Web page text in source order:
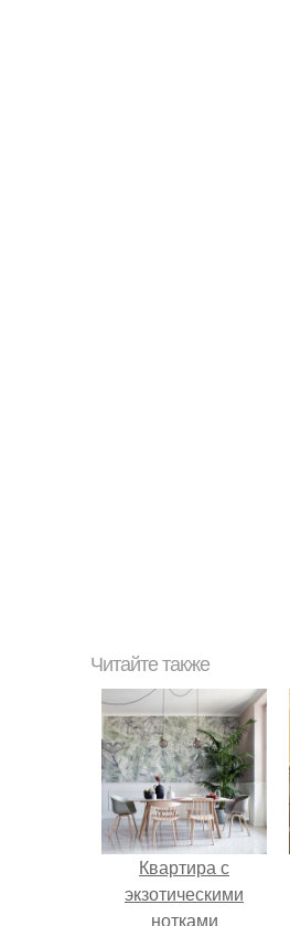
Читайте также
Квартира с
экзотическими
нотками